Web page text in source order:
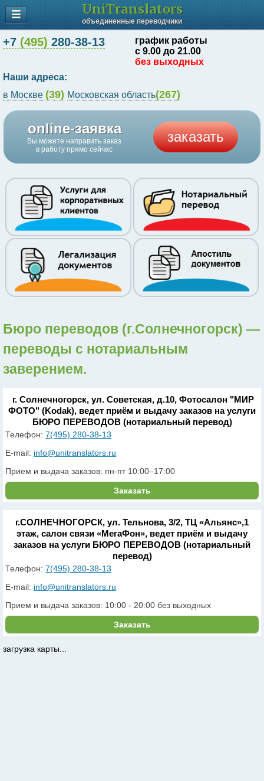
+7 (495) 280-38-13
график работы
с 9.00 до 21.00
без выходных
Наши адреса:
в Москве (39) Московская область(267)
online-заявка
Вы можете направить заказ
в работу прямо сейчас
заказать
Бюро переводов (г.Солнечногорск) —
переводы с нотариальным
заверением.
г. Солнечногорск, ул. Советская, д.10, Фотосалон "МИР
ФОТО" (Kodak), ведет приём и выдачу заказов на услуги
БЮРО ПЕРЕВОДОВ (нотариальный перевод)
Телефон:7(495) 280-38-13
E-mail: info@unitranslators.ru
Прием и выдача заказов: пн-пт 10:00–17:00
Заказать
г.СОЛНЕЧНОГОРСК, ул. Тельнова, 3/2, ТЦ «Альянс»,1
этаж, салон связи «МегаФон», ведет приём и выдачу
заказов на услуги БЮРО ПЕРЕВОДОВ (нотариальный
перевод)
Телефон:7(495) 280-38-13
E-mail: info@unitranslators.ru
Прием и выдача заказов: 10:00 - 20:00 без выходных
Заказать
загрузка карты...
UniTranslators
объединенные переводчики